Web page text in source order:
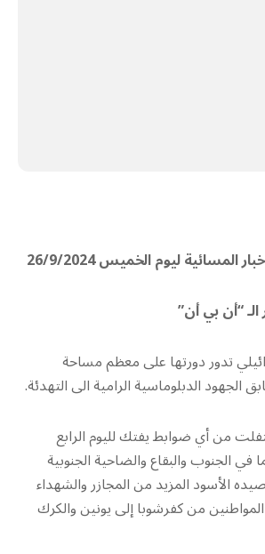
ليوم الخميس 26/9/2024
“أن بي أن”
تدور دورتها على معظم مساحة
الجهود الدبلوماسية الرامية الى التهدئة.
من أي ضوابط يفتك لليوم الرابع
في الجنوب والبقاع والضاحية الجنوبية
الأسود المزيد من المجازر والشهداء
من كفرشوبا إلى يونين والكرك